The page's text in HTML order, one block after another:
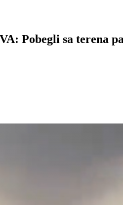
Pobegli sa terena